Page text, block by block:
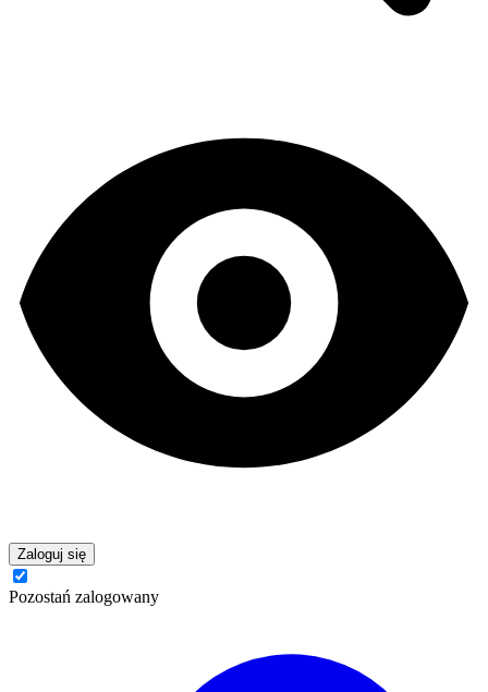
Zaloguj się
Pozostań zalogowany